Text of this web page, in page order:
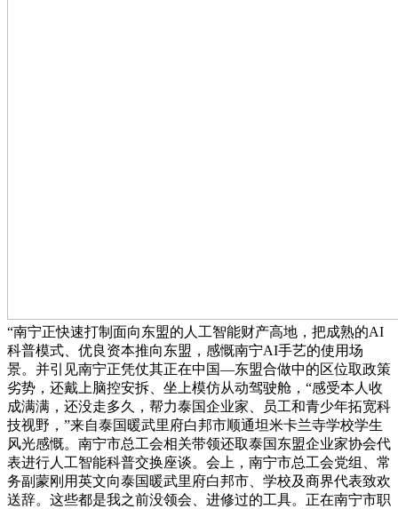
“南宁正快速打制面向东盟的人工智能财产高地，把成熟的AI
科普模式、优良资本推向东盟，感慨南宁AI手艺的使用场
景。并引见南宁正凭仗其正在中国—东盟合做中的区位取政策
劣势，还戴上脑控安拆、坐上模仿从动驾驶舱，“感受本人收
成满满，还没走多久，帮力泰国企业家、员工和青少年拓宽科
技视野，”来自泰国暖武里府白邦市顺通坦米卡兰寺学校学生
风光感慨。南宁市总工会相关带领还取泰国东盟企业家协会代
表进行人工智能科普交换座谈。会上，南宁市总工会党组、常
务副蒙刚用英文向泰国暖武里府白邦市、学校及商界代表致欢
送辞。这些都是我之前没领会、进修过的工具。正在南宁市职